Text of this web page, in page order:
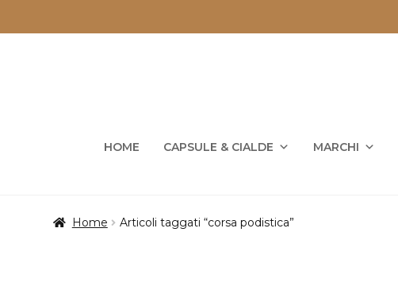
HOME CAPSULE & CIALDE MARCHI
Home Articoli taggati “corsa podistica”